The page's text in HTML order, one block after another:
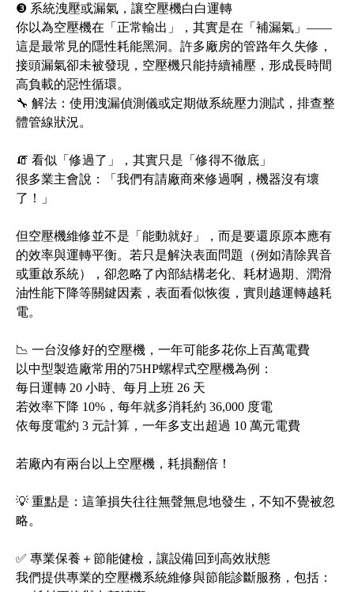
❸ 系統洩壓或漏氣，讓空壓機白白運轉
你以為空壓機在「正常輸出」，其實是在「補漏氣」——
這是最常見的隱性耗能黑洞。許多廠房的管路年久失修，
接頭漏氣卻未被發現，空壓機只能持續補壓，形成長時間
高負載的惡性循環。
🔧 解法：使用洩漏偵測儀或定期做系統壓力測試，排查整
體管線狀況。
🧯 看似「修過了」，其實只是「修得不徹底」
很多業主會說：「我們有請廠商來修過啊，機器沒有壞
了！」
但空壓機維修並不是「能動就好」，而是要還原原本應有
的效率與運轉平衡。若只是解決表面問題（例如清除異音
或重啟系統），卻忽略了內部結構老化、耗材過期、潤滑
油性能下降等關鍵因素，表面看似恢復，實則越運轉越耗
電。
📉 一台沒修好的空壓機，一年可能多花你上百萬電費
以中型製造廠常用的75HP螺桿式空壓機為例：
每日運轉 20 小時、每月上班 26 天
若效率下降 10%，每年就多消耗約 36,000 度電
依每度電約 3 元計算，一年多支出超過 10 萬元電費
若廠內有兩台以上空壓機，耗損翻倍！
💡 重點是：這筆損失往往無聲無息地發生，不知不覺被忽
略。
✅ 專業保養＋節能健檢，讓設備回到高效狀態
我們提供專業的空壓機系統維修與節能診斷服務，包括：